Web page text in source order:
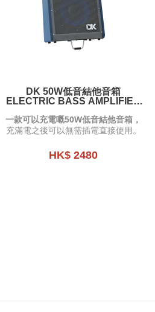
DK 50W低音結他音箱
ELECTRIC BASS AMPLIFIER
一款可以充電嘅50W低音結他音箱，
充滿電之後可以無需插電直接使用。
HK$ 2480